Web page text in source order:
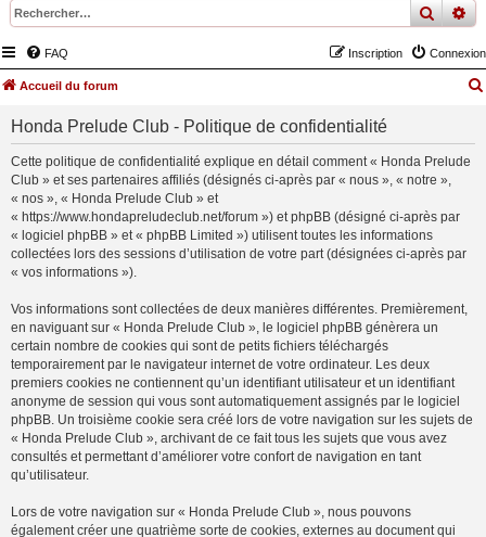
FAQ Connexion
Inscription
Accueil du forum
Honda Prelude Club - Politique de confidentialité
Cette politique de confidentialité explique en détail comment « Honda Prelude
Club » et ses partenaires affiliés (désignés ci-après par « nous », « notre »,
« nos », « Honda Prelude Club » et
« https://www.hondapreludeclub.net/forum ») et phpBB (désigné ci-après par
« logiciel phpBB » et « phpBB Limited ») utilisent toutes les informations
collectées lors des sessions d’utilisation de votre part (désignées ci-après par
« vos informations »).
Vos informations sont collectées de deux manières différentes. Premièrement,
en naviguant sur « Honda Prelude Club », le logiciel phpBB génèrera un
certain nombre de cookies qui sont de petits fichiers téléchargés
temporairement par le navigateur internet de votre ordinateur. Les deux
premiers cookies ne contiennent qu’un identifiant utilisateur et un identifiant
anonyme de session qui vous sont automatiquement assignés par le logiciel
phpBB. Un troisième cookie sera créé lors de votre navigation sur les sujets de
« Honda Prelude Club », archivant de ce fait tous les sujets que vous avez
consultés et permettant d’améliorer votre confort de navigation en tant
qu’utilisateur.
Lors de votre navigation sur « Honda Prelude Club », nous pouvons
également créer une quatrième sorte de cookies, externes au document qui